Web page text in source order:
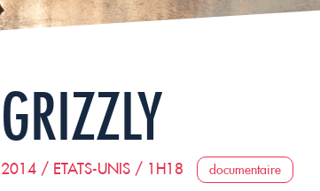
GRIZZLY
2014 / ETATS-UNIS / 1H18 documentaire